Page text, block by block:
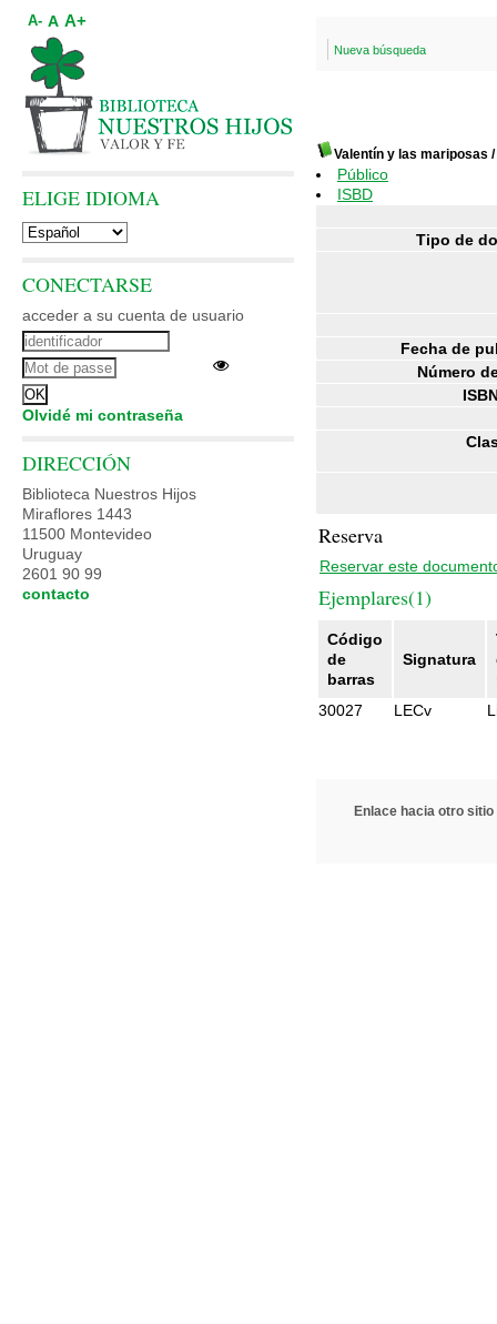
Nueva búsqueda
Valentín y las mariposas /
Público
ISBD
Tipo de
Fecha de
Número
Reserva
Reservar este
Ejemplares(1)
Código
de
barras
Signatura
30027
LECv
Enlace hacia otro sitio
A- A A+
ELIGE IDIOMA
CONECTARSE
acceder a su cuenta de usuario
Olvidé mi contraseña
DIRECCIÓN
Biblioteca Nuestros Hijos
Miraflores 1443
11500 Montevideo
Uruguay
2601 90 99
contacto